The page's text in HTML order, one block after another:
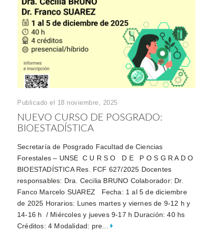
Publicado el 18 noviembre, 2025
NUEVO CURSO DE POSGRADO:
BIOESTADÍSTICA
Secretaría de Posgrado Facultad de Ciencias
Forestales – UNSE C U R S O D E P O S G R A D O
BIOESTADÍSTICA Res. FCF 627/2025 Docentes
responsables: Dra. Cecilia BRUNO Colaborador: Dr.
Fanco Marcelo SUAREZ Fecha: 1 al 5 de diciembre
de 2025 Horarios: Lunes martes y viernes de 9-12 h y
14-16 h / Miércoles y jueves 9-17 h Duración: 40 hs
Créditos: 4 Modalidad: pre...